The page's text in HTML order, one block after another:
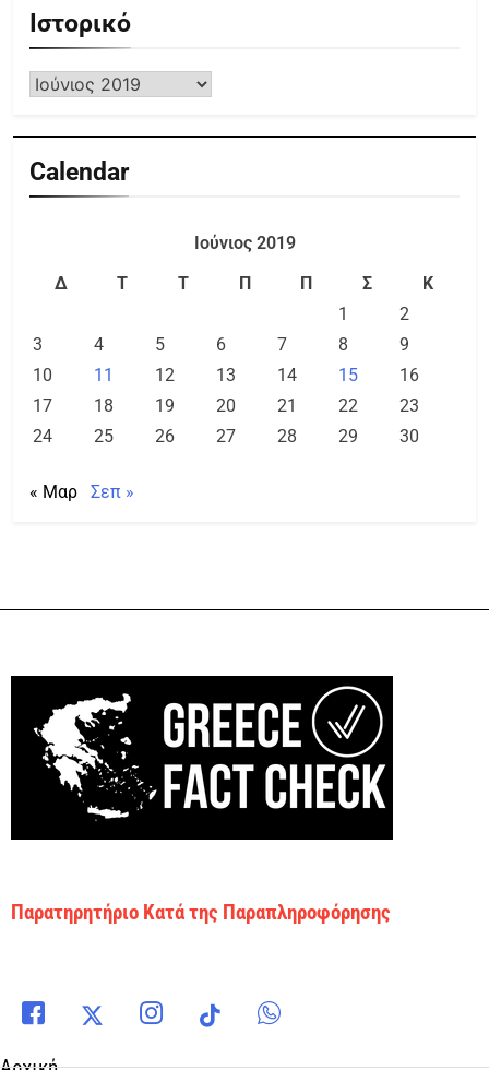
Ιστορικό
Calendar
Ιούνιος 2019
Δ
Τ Τ Π Π Σ
Κ
1
2
3
4 5 6 7 8
9
10
11 12 13 14 15
16
17
18 19 20 21 22
23
24
25 26 27 28 29 30
« Μαρ Σεπ »
Παρατηρητήριο Κατά της Παραπληροφόρησης